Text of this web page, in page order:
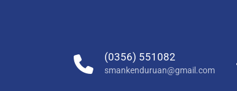
(0356) 551082
smankenduruan@gmail.com